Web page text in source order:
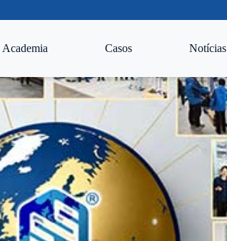
Academia Casos Notícias